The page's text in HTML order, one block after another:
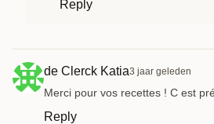
Reply
de Clerck Katia3 jaar geleden
Merci pour vos recettes ! C est
Reply